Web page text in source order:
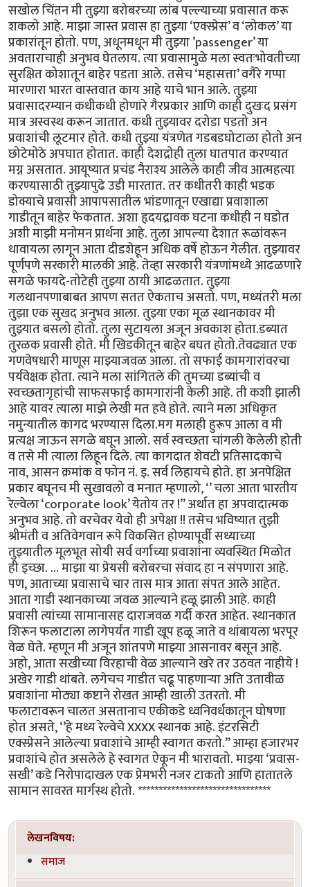
सखोल चिंतन मी तुझ्या बरोबरच्या लांब पल्ल्याच्या प्रवासात करू
शकलो आहे. माझा जास्त प्रवास हा तुझ्या ‘एक्स्प्रेस’ व ‘लोकल’ या
प्रकारांतून होतो. पण, अधूनमधून मी तुझ्या ’passenger’ या
अवताराचाही अनुभव घेतलाय. त्या प्रवासामुळे मला स्वतःभोवतीच्या
सुरक्षित कोशातून बाहेर पडता आले. तसेच ‘महासत्ता’ वगैरे गप्पा
मारणारा भारत वास्तवात काय आहे याचे भान आले. तुझ्या
प्रवासादरम्यान कधीकधी होणारे गैरप्रकार आणि काही दुखःद प्रसंग
मात्र अस्वस्थ करून जातात. कधी तुझ्यावर दरोडा पडतो अन
प्रवाशांची लूटमार होते. कधी तुझ्या यंत्रणेत गडबडघोटाळा होतो अन
छोटेमोठे अपघात होतात. काही देशद्रोही तुला घातपात करण्यात
मग्न असतात. आयूष्यात प्रचंड नैराश्य आलेले काही जीव आत्महत्या
करण्यासाठी तुझ्यापुढे उडी मारतात. तर कधीतरी काही भडक
डोक्याचे प्रवासी आपापसातील भांडणातून एखाद्या प्रवाशाला
गाडीतून बाहेर फेकतात. अशा हृदयद्रावक घटना कधीही न घडोत
अशी माझी मनोमन प्रार्थना आहे. तुला आपल्या देशात रूळांवरून
धावायला लागून आता दीडशेहून अधिक वर्षे होऊन गेलीत. तुझ्यावर
पूर्णपणे सरकारी मालकी आहे. तेव्हा सरकारी यंत्रणांमध्ये आढळणारे
सगळे फायदे-तोटेही तुझ्या ठायी आढळतात. तुझ्या
गलथानपणाबाबत आपण सतत ऐकताच असतो. पण, मध्यंतरी मला
तुझा एक सुखद अनुभव आला. तुझ्या एका मूळ स्थानकावर मी
तुझ्यात बसलो होतो. तुला सुटायला अजून अवकाश होता.डब्यात
तुरळक प्रवासी होते. मी खिडकीतून बाहेर बघत होतो.तेवढ्यात एक
गणवेषधारी माणूस माझ्याजवळ आला. तो सफाई कामगारांवरचा
पर्यवेक्षक होता. त्याने मला सांगितले की तुमच्या डब्यांची व
स्वच्छतागृहांची साफसफाई कामगारांनी केली आहे. ती कशी झाली
आहे यावर त्याला माझे लेखी मत हवे होते. त्याने मला अधिकृत
नमुन्यातील कागद भरण्यास दिला.मग मलाही हुरूप आला व मी
प्रत्यक्ष जाऊन सगळे बघून आलो. सर्व स्वच्छता चांगली केलेली होती
व तसे मी त्याला लिहून दिले. त्या कागदात शेवटी प्रतिसादकाचे
नाव, आसन क्रमांक व फोन नं. इ. सर्व लिहायचे होते. हा अनपेक्षित
प्रकार बघूनच मी सुखावलो व मनात म्हणालो, ‘’ चला आता भारतीय
रेल्वेला ‘corporate look’ येतोय तर !” अर्थात हा अपवादात्मक
अनुभव आहे. तो वरचेवर येवो ही अपेक्षा !! तसेच भविष्यात तुझी
श्रीमंती व अतिवेगवान रूपे विकसित होण्यापूर्वी सध्याच्या
तुझ्यातील मूलभूत सोयी सर्व वर्गाच्या प्रवाशांना व्यवस्थित मिळोत
ही इच्छा. ... माझा या प्रेयसी बरोबरचा संवाद हा न संपणारा आहे.
पण, आताच्या प्रवासाचे चार तास मात्र आता संपत आले आहेत.
आता गाडी स्थानकाच्या जवळ आल्याने हळू झाली आहे. काही
प्रवासी त्यांच्या सामानासह दाराजवळ गर्दी करत आहेत. स्थानकात
शिरून फलाटाला लागेपर्यंत गाडी खूप हळू जाते व थांबायला भरपूर
वेळ घेते. म्हणून मी अजून शांतपणे माझ्या आसनावर बसून आहे.
अहो, आता सखीच्या विरहाची वेळ आल्याने खरे तर उठवत नाहीये !
अखेर गाडी थांबते. लगेचच गाडीत चढू पाहणाऱ्या अति उतावीळ
प्रवाशांना मोठ्या कष्टाने रोखत आम्ही खाली उतरतो. मी
फलाटावरून चालत असतानाच एकीकडे ध्वनिवर्धकातून घोषणा
होत असते, ‘’हे मध्य रेल्वेचे XXXX स्थानक आहे. इंटरसिटी
एक्स्प्रेसने आलेल्या प्रवाशांचे आम्ही स्वागत करतो.’’ आम्हा हजारभर
प्रवाशांचे होत असलेले हे स्वागत ऐकून मी भारावतो. माझ्या ‘प्रवास-
सखी’ कडे निरोपादाखल एक प्रेमभरी नजर टाकतो आणि हातातले
सामान सावरत मार्गस्थ होतो. ********************************
लेखनविषय:
समाज